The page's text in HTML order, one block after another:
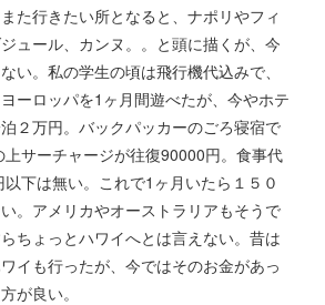
た行きたい所となると、ナポリやフィ
ュール、カンヌ。。と頭に描くが、今
い。私の学生の頃は飛行機代込みで、
ーロッパを1ヶ月間遊べたが、今やホテ
２万円。バックパッカーのごろ寝宿で
サーチャージが往復90000円。食事代
下は無い。これで1ヶ月いたら１５０
。アメリカやオーストラリアもそうで
ちょっとハワイへとは言えない。昔は
イも行ったが、今ではそのお金があっ
が良い。